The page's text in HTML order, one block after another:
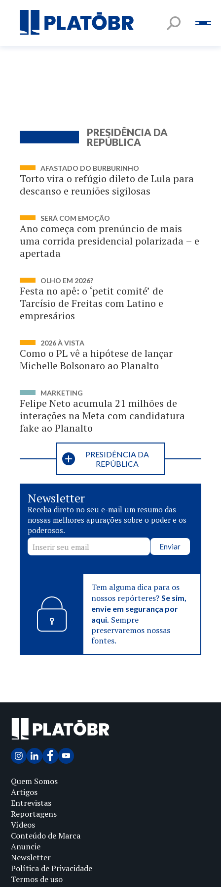
PRESIDÊNCIA DA
REPÚBLICA
AFASTADO DO BURBURINHO
Torto vira o refúgio dileto de Lula para
descanso e reuniões sigilosas
SERÁ COM EMOÇÃO
Ano começa com prenúncio de mais
uma corrida presidencial polarizada – e
apertada
OLHO EM 2026?
Festa no apê: o ‘petit comité’ de
Tarcísio de Freitas com Latino e
empresários
2026 À VISTA
Como o PL vê a hipótese de lançar
Michelle Bolsonaro ao Planalto
MARKETING
Felipe Neto acumula 21 milhões de
interações na Meta com candidatura
fake ao Planalto
PRESIDÊNCIA DA
REPÚBLICA
Newsletter
Receba direto no seu e-mail um resumo das
nossas melhores apurações sobre o poder e os
poderosos.
Enviar
Tem alguma dica para os
nossos repórteres?Se sim,
envie em segurança por
aqui. Sempre
preservaremos nossas
fontes.
Quem Somos
Artigos
Entrevistas
Reportagens
Vídeos
Conteúdo de Marca
Anuncie
Newsletter
Política de Privacidade
Termos de uso